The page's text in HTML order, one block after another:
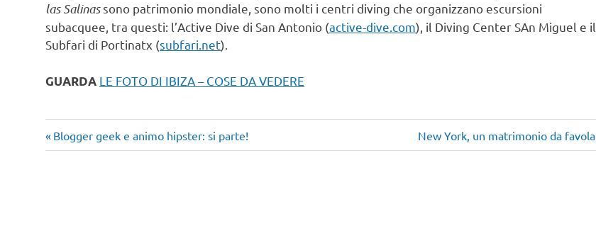
las Salinassono patrimonio mondiale, sono molti i centri diving che organizzano escursioni
subacquee, tra questi: l’Active Dive di San Antonio (active-dive.com), il Diving Center SAn Miguel e il
Subfari di Portinatx (subfari.net).
GUARDA LE FOTO DI IBIZA – COSE DA VEDERE
Navigazione
Articolo
precedente:
Blogger geek e animo hipster: si parte!
Articolo
successivo:
New York, un matrimonio da favola